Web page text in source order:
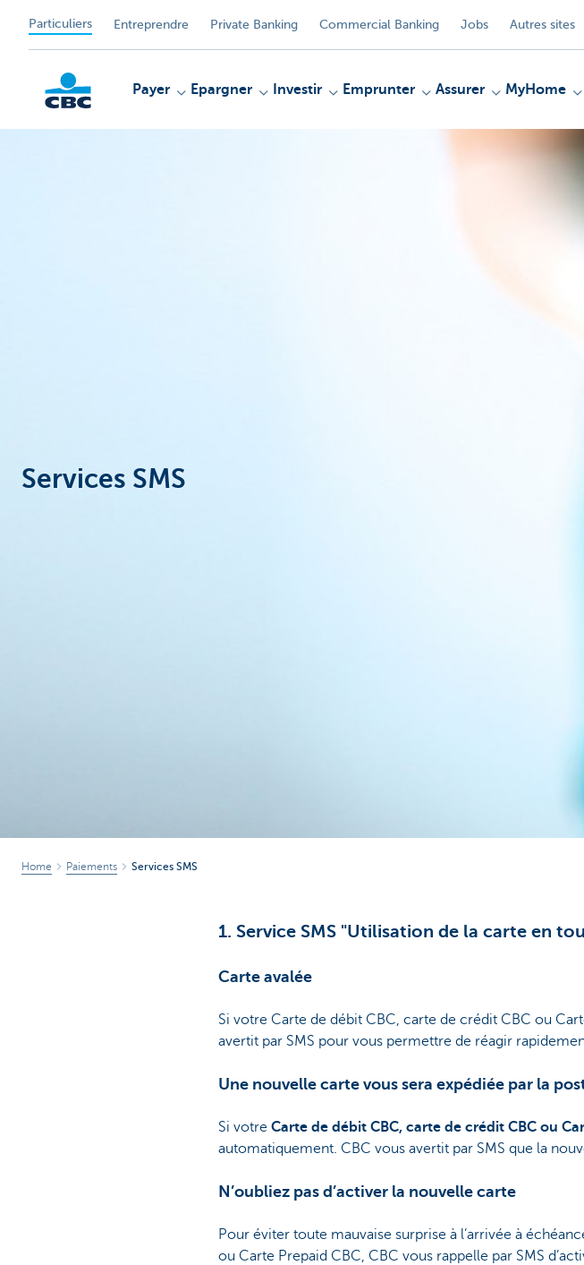
Particuliers Entreprendre Private Banking Commercial Banking Jobs Autres sites
Payer Epargner Investir Emprunter Assurer MyHome
Services SMS
Home Paiements Services SMS
1. Service SMS "Utilisation de la carte en
Carte avalée
Si votre Carte de débit CBC, carte de crédit CBC ou
avertit par SMS pour vous permettre de réagir
Une nouvelle carte vous sera expédiée par la
Si votre Carte de débit CBC, carte de crédit CBC ou
automatiquement. CBC vous avertit par SMS que la
N’oubliez pas d’activer la nouvelle carte
Pour éviter toute mauvaise surprise à l’arrivée à
ou Carte Prepaid CBC, CBC vous rappelle par SMS